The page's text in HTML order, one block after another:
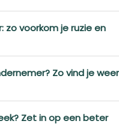
zo voorkom je ruzie en
Zo vind je weer
Zet in op een beter